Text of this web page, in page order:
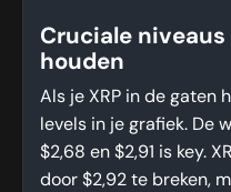
Cruciale
houden
Als je XRP in de gaten
levels in je grafiek. De
$2,68 en $2,91 is key.
door $2,92 te breken,